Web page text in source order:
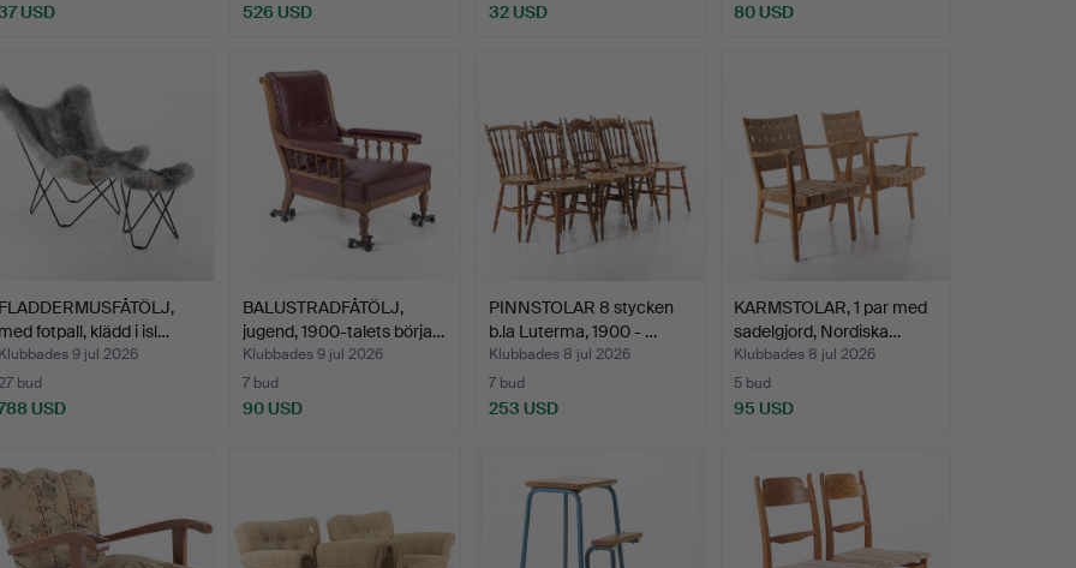
USD 526 USD 32 USD 80 USD
fotpall, klädd i isl…
9 jul 2026
bud
USD
BALUSTRADFÅTÖLJ,
jugend, 1900-talets börja…
Klubbades 9 jul 2026
7 bud
90 USD
PINNSTOLAR 8 stycken
b.la Luterma, 1900 - …
Klubbades 8 jul 2026
7 bud
253 USD
KARMSTOLAR, 1 par med
sadelgjord, Nordiska…
Klubbades 8 jul 2026
5 bud
95 USD